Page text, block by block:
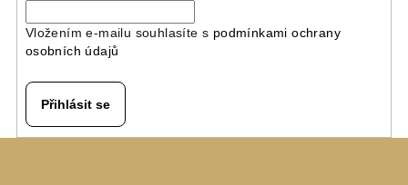
Vložením e-mailu souhlasíte s podmínkami ochrany
osobních údajů
Přihlásit se